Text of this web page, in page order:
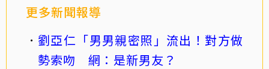
更多新聞報導
劉亞仁「男男親密照」流出！對方做
勢索吻 網：是新男友？